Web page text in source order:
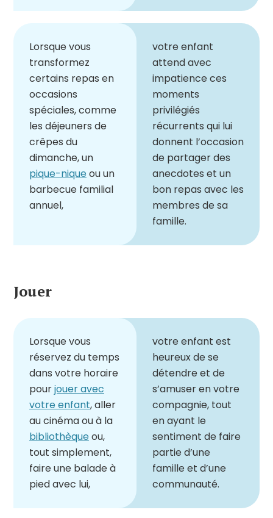
Lorsque vous
transformez
certains repas en
occasions
spéciales, comme
les déjeuners de
crêpes du
dimanche, un
pique-niqueou un
barbecue familial
annuel,
votre enfant
attend avec
impatience ces
moments
privilégiés
récurrents qui lui
donnent l’occasion
de partager des
anecdotes et un
bon repas avec les
membres de sa
famille.
Jouer
Lorsque vous
réservez du temps
dans votre horaire
pourjouer avec
votre enfant, aller
au cinéma ou à la
bibliothèqueou,
tout simplement,
faire une balade à
pied avec lui,
votre enfant est
heureux de se
détendre et de
s’amuser en votre
compagnie, tout
en ayant le
sentiment de faire
partie d’une
famille et d’une
communauté.